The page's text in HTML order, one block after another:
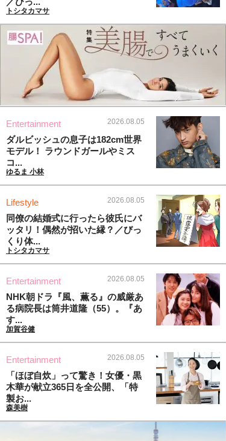
トシタカマサ
Entertainment 2026.08.05
ダルビッシュの息子は182cm世界
モデル！ ラウンドガールやミス
コ...
ゆるま 小林
Lifestyle 2026.08.05
同僚の結婚式に行ったら彼氏にバ
ッタリ！偶然が招いた縁？／びっ
くり体...
トシタカマサ
Entertainment 2026.08.05
NHK朝ドラ『風、薫る』の威厳あ
る病院長は筒井道隆（55）。『あ
す...
加賀谷健
Entertainment 2026.08.05
「ほぼ自炊」って驚き！女優・黒
木華が献立365日を全公開、「特
製お...
森美樹